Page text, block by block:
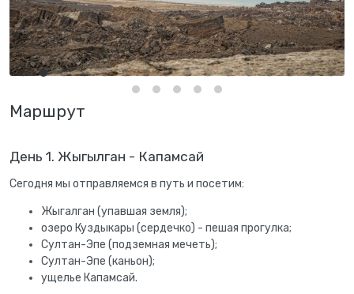
Маршрут
День 1. Жыгылган - Капамсай
Сегодня мы отправляемся в путь и посетим:
Жыгалган (упавшая земля);
озеро Куздыкары (сердечко) - пешая прогулка;
Султан-Эпе (подземная мечеть);
Султан-Эпе (каньон);
ущелье Капамсай.